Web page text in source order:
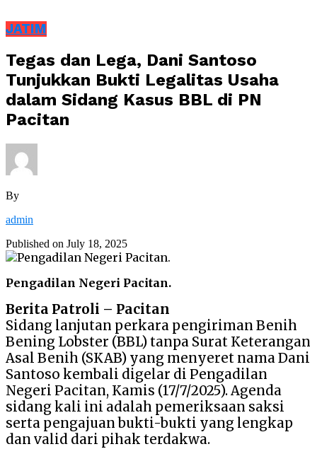
JATIM
Tegas dan Lega, Dani Santoso
Tunjukkan Bukti Legalitas Usaha
dalam Sidang Kasus BBL di PN
Pacitan
By
admin
Published on July 18, 2025
Pengadilan Negeri Pacitan.
Berita Patroli – Pacitan
Sidang lanjutan perkara pengiriman Benih
Bening Lobster (BBL) tanpa Surat Keterangan
Asal Benih (SKAB) yang menyeret nama Dani
Santoso kembali digelar di Pengadilan
Negeri Pacitan, Kamis (17/7/2025). Agenda
sidang kali ini adalah pemeriksaan saksi
serta pengajuan bukti-bukti yang lengkap
dan valid dari pihak terdakwa.